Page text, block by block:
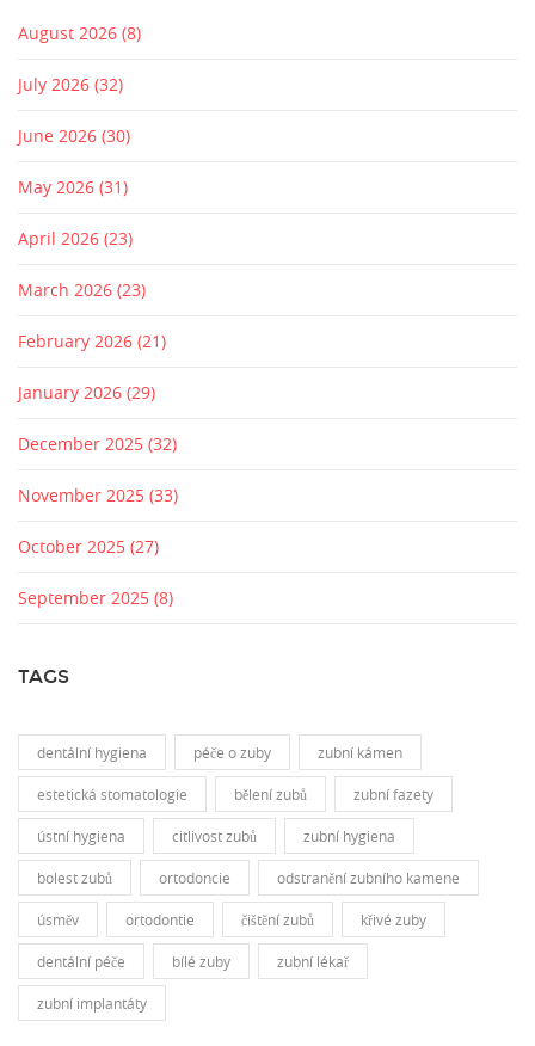
August 2026 (8)
July 2026 (32)
June 2026 (30)
May 2026 (31)
April 2026 (23)
March 2026 (23)
February 2026 (21)
January 2026 (29)
December 2025 (32)
November 2025 (33)
October 2025 (27)
September 2025 (8)
TAGS
dentální hygiena péče o zuby zubní kámen
estetická stomatologie bělení zubů zubní fazety
ústní hygiena citlivost zubů zubní hygiena
bolest zubů ortodoncie odstranění zubního kamene
úsměv ortodontie čištění zubů křivé zuby
dentální péče bílé zuby zubní lékař
zubní implantáty